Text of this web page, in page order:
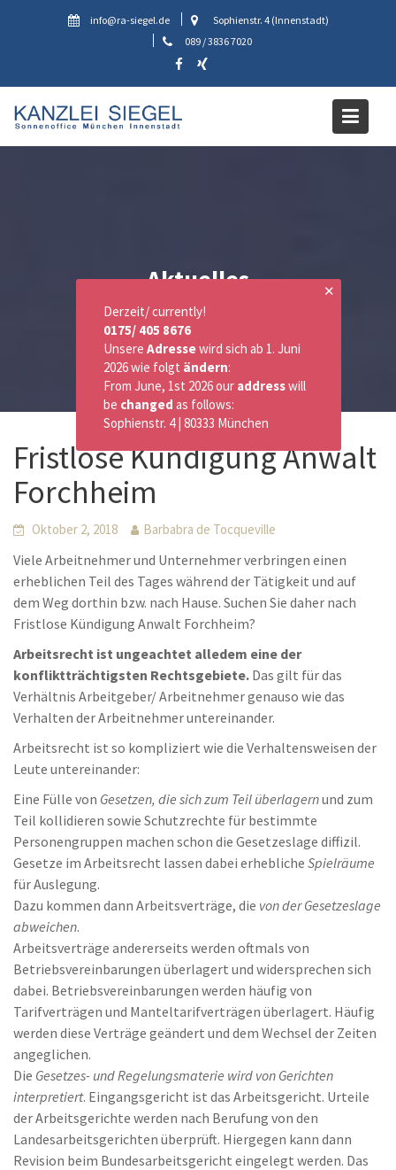
info@ra-siegel.de
Sophienstr. 4 (Innenstadt)
089 / 3836 7020
Aktuelles
Fristlose Kündigung Anwalt
Forchheim
Oktober 2, 2018 Barbabra de Tocqueville
Viele Arbeitnehmer und Unternehmer verbringen einen
erheblichen Teil des Tages während der Tätigkeit und auf
dem Weg dorthin bzw. nach Hause. Suchen Sie daher nach
Fristlose Kündigung Anwalt Forchheim?
Arbeitsrecht ist ungeachtet alledem eine der
konfliktträchtigsten Rechtsgebiete. Das gilt für das
Verhältnis Arbeitgeber/ Arbeitnehmer genauso wie das
Verhalten der Arbeitnehmer untereinander.
Arbeitsrecht ist so kompliziert wie die Verhaltensweisen der
Leute untereinander:
Eine Fülle von Gesetzen, die sich zum Teil überlagernund zum
Teil kollidieren sowie Schutzrechte für bestimmte
Personengruppen machen schon die Gesetzeslage diffizil.
Gesetze im Arbeitsrecht lassen dabei erhebliche Spielräume
für Auslegung.
Dazu kommen dann Arbeitsverträge, die von der Gesetzeslage
abweichen.
Arbeitsverträge andererseits werden oftmals von
Betriebsvereinbarungen überlagert und widersprechen sich
dabei. Betriebsvereinbarungen werden häufig von
Tarifverträgen und Manteltarifverträgen überlagert. Häufig
werden diese Verträge geändert und dem Wechsel der Zeiten
angeglichen.
Die Gesetzes- und Regelungsmaterie wird von Gerichten
interpretiert. Eingangsgericht ist das Arbeitsgericht. Urteile
der Arbeitsgerichte werden nach Berufung von den
Landesarbeitsgerichten überprüft. Hiergegen kann dann
Revision beim Bundesarbeitsgericht eingelegt werden. Das
✕
Derzeit/ currently!
0175/ 405 8676
Unsere Adressewird sich ab 1. Juni
2026 wie folgt ändern:
From June, 1st 2026 our addresswill
be changed as follows:
Sophienstr. 4 | 80333 München